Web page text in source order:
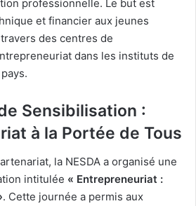
professionnelle. Le but est
et financier aux jeunes
des centres de
dans les instituts de
Sensibilisation :
à la Portée de Tous
la NESDA a organisé une
intitulée « Entrepreneuriat :
. Cette journée a permis aux